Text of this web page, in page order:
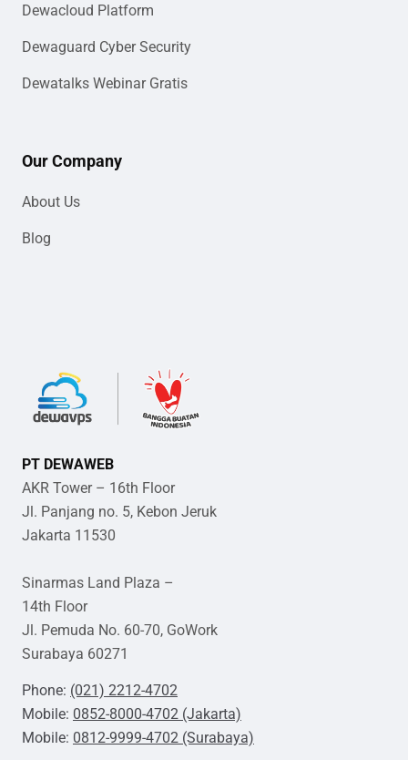
Dewacloud Platform
Dewaguard Cyber Security
Dewatalks Webinar Gratis
Our Company
About Us
Blog
PT DEWAWEB
AKR Tower – 16th Floor
Jl. Panjang no. 5, Kebon Jeruk
Jakarta 11530
Sinarmas Land Plaza –
14th Floor
Jl. Pemuda No. 60-70, GoWork
Surabaya 60271
Phone: (021) 2212-4702
Mobile: 0852-8000-4702 (Jakarta)
Mobile: 0812-9999-4702 (Surabaya)